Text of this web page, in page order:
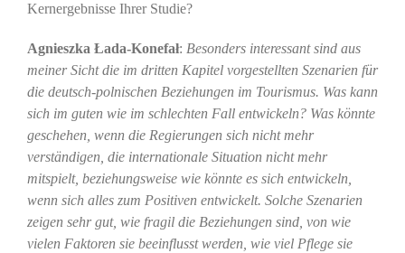
Kernergebnisse Ihrer Studie?
Agnieszka Łada-Konefał: Besonders interessant sind aus
meiner Sicht die im dritten Kapitel vorgestellten Szenarien für
die deutsch-polnischen Beziehungen im Tourismus. Was kann
sich im guten wie im schlechten Fall entwickeln? Was könnte
geschehen, wenn die Regierungen sich nicht mehr
verständigen, die internationale Situation nicht mehr
mitspielt, beziehungsweise wie könnte es sich entwickeln,
wenn sich alles zum Positiven entwickelt. Solche Szenarien
zeigen sehr gut, wie fragil die Beziehungen sind, von wie
vielen Faktoren sie beeinflusst werden, wie viel Pflege sie